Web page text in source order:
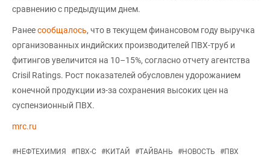
сравнению с предыдущим днем.
Ранеесообщалось, что в текущем финансовом году выручка
организованных индийских производителей ПВХ-труб и
фитингов увеличится на 10–15%, согласно отчету агентства
Crisil Ratings. Рост показателей обусловлен удорожанием
конечной продукции из-за сохранения высоких цен на
суспензионный ПВХ.
mrc.ru
#НЕФТЕХИМИЯ #ПВХ-С #КИТАЙ #ТАЙВАНЬ #НОВОСТЬ #ПВХ